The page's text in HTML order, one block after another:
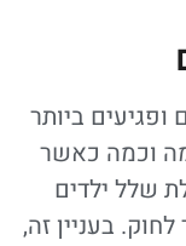
ופגיעים ביותר
וכמה כאשר
שלל ילדים
בעניין זה,